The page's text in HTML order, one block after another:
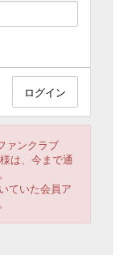
ァンクラブ
は、今まで通
ていた会員ア